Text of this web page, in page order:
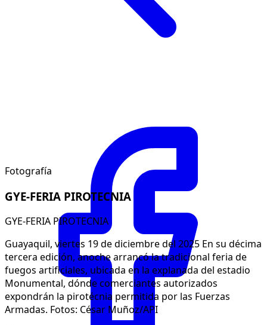
Fotografía
GYE-FERIA PIROTECNIA
GYE-FERIA PIROTECNIA
Guayaquil, viertes 19 de diciembre del 2025 En su décima
tercera edición, anoche arrancó la tradicional feria de
fuegos artificiales, ubicada en la explanada del estadio
Monumental, dónde comerciantes autorizados
expondrán la pirotécnia permitida por las Fuerzas
Armadas. Fotos: César Muñoz/API